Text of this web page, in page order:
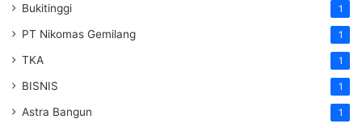
Bukitinggi 1
PT Nikomas Gemilang 1
TKA 1
BISNIS 1
Astra Bangun 1